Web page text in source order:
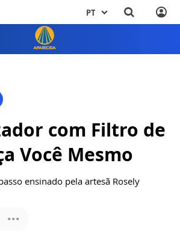
PT
com Filtro de
Você Mesmo
ensinado pela artesã Rosely